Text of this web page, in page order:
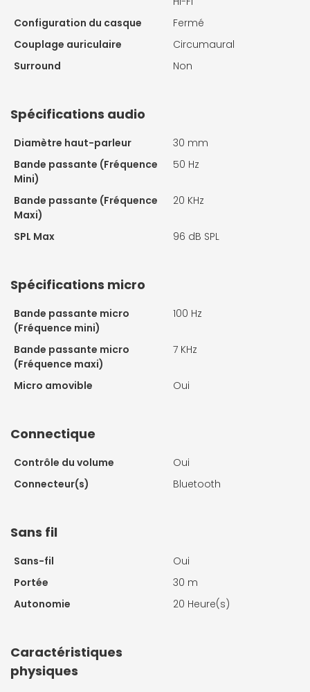
Configuration du casque
Fermé
Couplage auriculaire
Circumaural
Surround
Non
Spécifications audio
Diamètre haut-parleur
30 mm
Bande passante (Fréquence
Mini)
50 Hz
Bande passante (Fréquence
Maxi)
20 KHz
SPL Max 96 dB SPL
Spécifications micro
Bande passante micro
(Fréquence mini)
100 Hz
Bande passante micro
(Fréquence maxi)
7 KHz
Micro amovible Oui
Connectique
Contrôle du volume
Oui
Connecteur(s)
Bluetooth
Sans fil
Sans-fil
Oui
Portée
30 m
Autonomie
20 Heure(s)
Caractéristiques
physiques